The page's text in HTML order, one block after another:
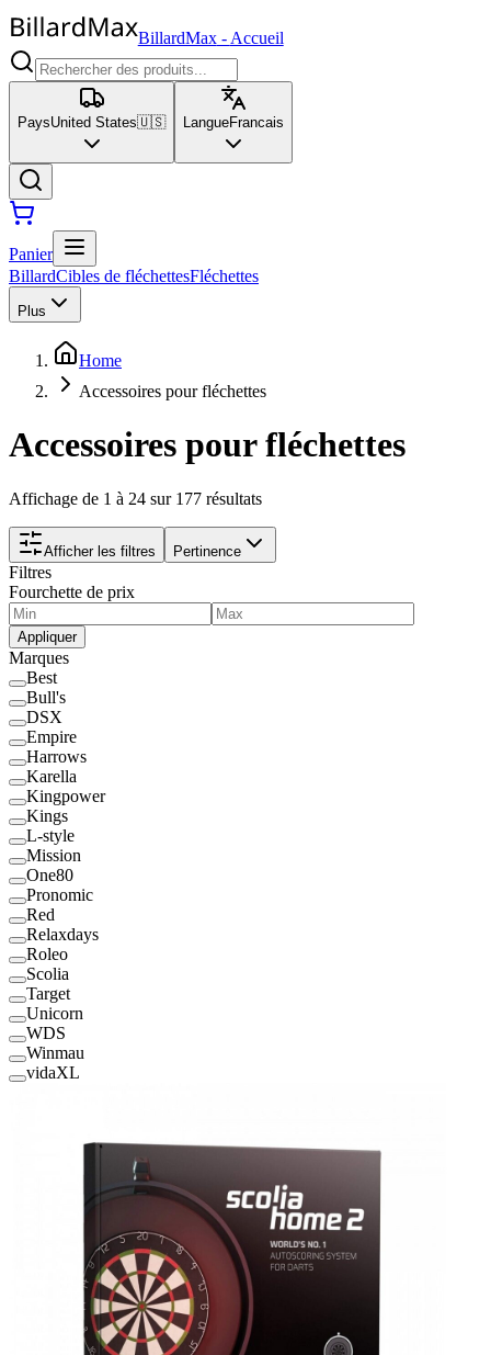
BillardMax- Accueil
PaysUnited States🇺🇸 LangueFrancais
Panier
BillardCibles de fléchettesFléchettes
Plus
Home
Accessoires pour fléchettes
Accessoires pour fléchettes
Affichage de 1 à 24 sur 177 résultats
Afficher les filtres Pertinence
Filtres
Fourchette de prix
Appliquer
Marques
Best
Bull's
DSX
Empire
Harrows
Karella
Kingpower
Kings
L-style
Mission
One80
Pronomic
Red
Relaxdays
Roleo
Scolia
Target
Unicorn
WDS
Winmau
vidaXL